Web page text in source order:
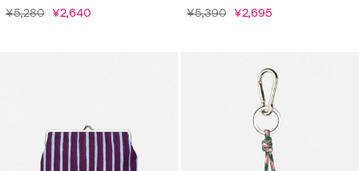
¥5,280 ¥2,640
¥5,390 ¥2,695